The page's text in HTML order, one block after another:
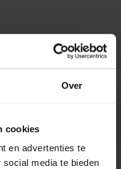
Over
cookies
en advertenties te
media te bieden